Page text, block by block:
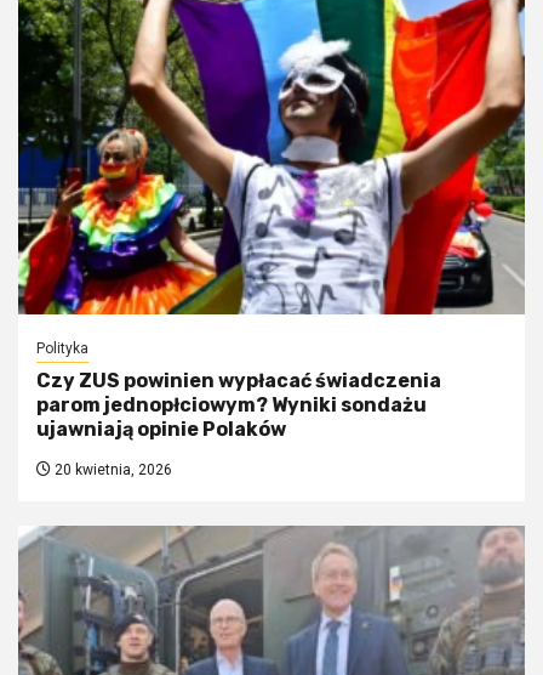
Polityka
Czy ZUS powinien wypłacać świadczenia
parom jednopłciowym? Wyniki sondażu
ujawniają opinie Polaków
20 kwietnia, 2026